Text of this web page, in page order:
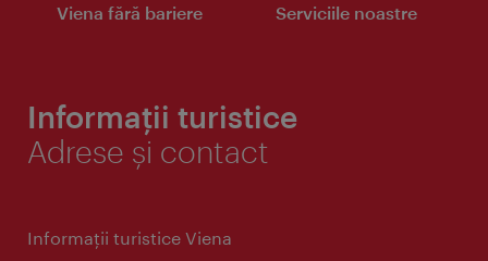
Viena fără bariere Serviciile noastre
Informații turistice
Adrese și contact
Informaţii turistice Viena